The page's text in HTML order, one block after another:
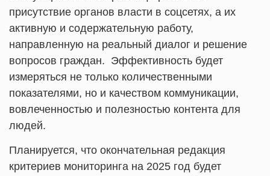
присутствие органов власти в соцсетях, а их
активную и содержательную работу,
направленную на реальный диалог и решение
вопросов граждан. Эффективность будет
измеряться не только количественными
показателями, но и качеством коммуникации,
вовлеченностью и полезностью контента для
людей.
Планируется, что окончательная редакция
критериев мониторинга на 2025 год будет